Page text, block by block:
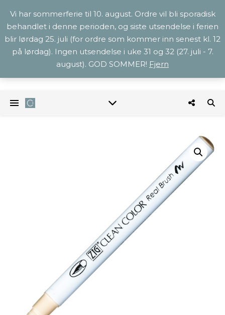
Vi har sommerferie til 10. august. Ordre vil bli sporadisk
behandlet i denne perioden, og siste utsendelse i ferien
blir lørdag 25. juli (for ordre som kommer inn senest kl. 12
på lørdag). Ingen utsendelse i uke 31 og 32 (27. juli - 7.
august). GOD SOMMER! Fjern